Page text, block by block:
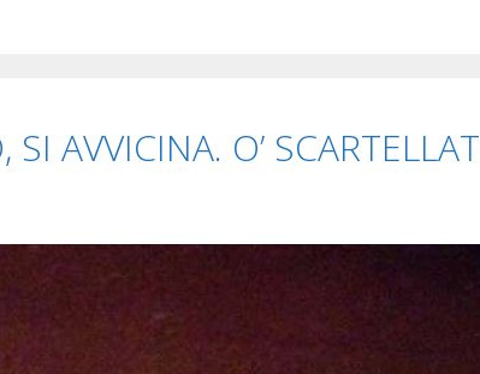
SI AVVICINA. O’ SCARTELLAT